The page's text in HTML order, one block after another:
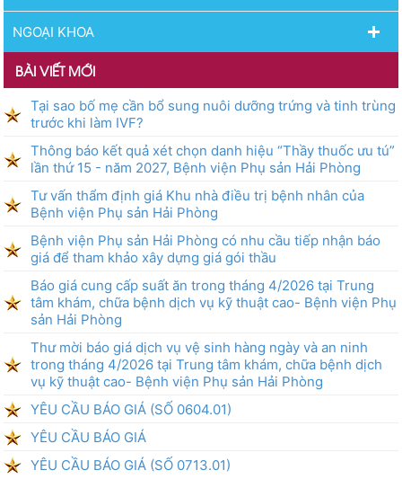
NGOẠI KHOA
BÀI VIẾT MỚI
Tại sao bố mẹ cần bổ sung nuôi dưỡng trứng và tinh trùng
trước khi làm IVF?
Thông báo kết quả xét chọn danh hiệu “Thầy thuốc ưu tú”
lần thứ 15 - năm 2027, Bệnh viện Phụ sản Hải Phòng
Tư vấn thẩm định giá Khu nhà điều trị bệnh nhân của
Bệnh viện Phụ sản Hải Phòng
Bệnh viện Phụ sản Hải Phòng có nhu cầu tiếp nhận báo
giá để tham khảo xây dựng giá gói thầu
Báo giá cung cấp suất ăn trong tháng 4/2026 tại Trung
tâm khám, chữa bệnh dịch vụ kỹ thuật cao- Bệnh viện Phụ
sản Hải Phòng
Thư mời báo giá dịch vụ vệ sinh hàng ngày và an ninh
trong tháng 4/2026 tại Trung tâm khám, chữa bệnh dịch
vụ kỹ thuật cao- Bệnh viện Phụ sản Hải Phòng
YÊU CẦU BÁO GIÁ (SỐ 0604.01)
YÊU CẦU BÁO GIÁ
YÊU CẦU BÁO GIÁ (SỐ 0713.01)